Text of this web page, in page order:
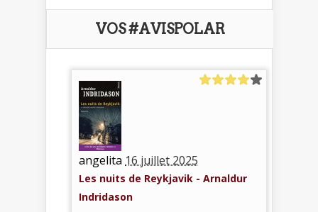
VOS #AVISPOLAR
angelita 16 juillet 2025
Les nuits de Reykjavik - Arnaldur
Indridason